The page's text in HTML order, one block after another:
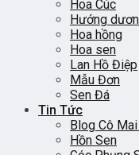
Hoa Cúc
Hướng
Hoa hồng
Hoa sen
Lan Hồ Điệp
Mẫu Đơn
Sen Đá
Tin Tức
Blog Cô
Hồn Sen